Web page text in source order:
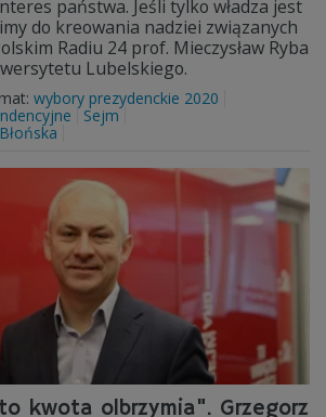
państwa. Jeśli tylko władza jest
do kreowania nadziei związanych
Radiu 24 prof. Mieczysław Ryba
Lubelskiego.
wybory prezydenckie 2020
Sejm
kwota olbrzymia". Grzegorz